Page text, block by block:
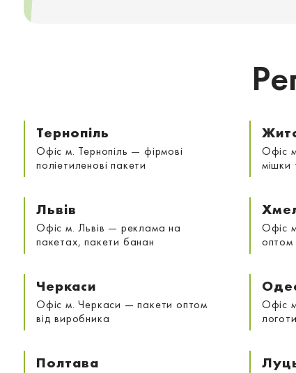
Тернопіль
Офіс м. Тернопіль — фірмові
поліетиленові пакети
Офіс
мішки
Львів
Офіс м. Львів — реклама на
пакетах, пакети банан
Офіс
оптом
Черкаси
Офіс м. Черкаси — пакети оптом
від виробника
Офіс
Полтава